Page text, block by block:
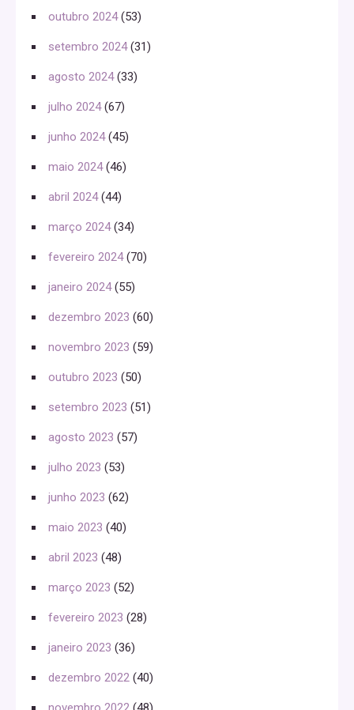
outubro 2024(53)
setembro 2024(31)
agosto 2024(33)
julho 2024(67)
junho 2024(45)
maio 2024(46)
abril 2024(44)
março 2024(34)
fevereiro 2024(70)
janeiro 2024(55)
dezembro 2023 (60)
novembro 2023 (59)
outubro 2023 (50)
setembro 2023 (51)
agosto 2023 (57)
julho 2023 (53)
junho 2023 (62)
maio 2023 (40)
abril 2023 (48)
março 2023 (52)
fevereiro 2023 (28)
janeiro 2023 (36)
dezembro 2022 (40)